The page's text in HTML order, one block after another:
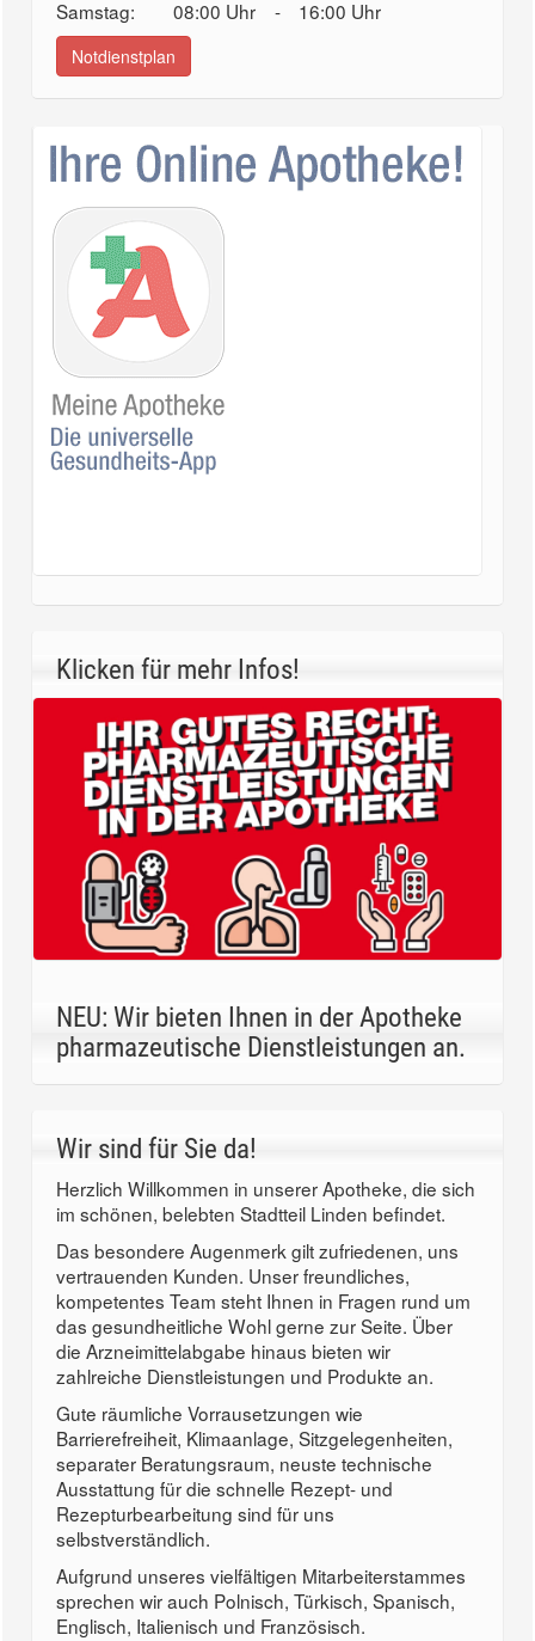
Samstag: 08:00 Uhr - 16:00 Uhr
Notdienstplan
Klicken für mehr Infos!
NEU: Wir bieten Ihnen in der Apotheke
pharmazeutische Dienstleistungen an.
Wir sind für Sie da!
Herzlich Willkommen in unserer Apotheke, die sich
im schönen, belebten Stadtteil Linden befindet.
Das besondere Augenmerk gilt zufriedenen, uns
vertrauenden Kunden. Unser freundliches,
kompetentes Team steht Ihnen in Fragen rund um
das gesundheitliche Wohl gerne zur Seite. Über
die Arzneimittelabgabe hinaus bieten wir
zahlreiche Dienstleistungen und Produkte an.
Gute räumliche Vorrausetzungen wie
Barrierefreiheit, Klimaanlage, Sitzgelegenheiten,
separater Beratungsraum, neuste technische
Ausstattung für die schnelle Rezept- und
Rezepturbearbeitung sind für uns
selbstverständlich.
Aufgrund unseres vielfältigen Mitarbeiterstammes
sprechen wir auch Polnisch, Türkisch, Spanisch,
Englisch, Italienisch und Französisch.